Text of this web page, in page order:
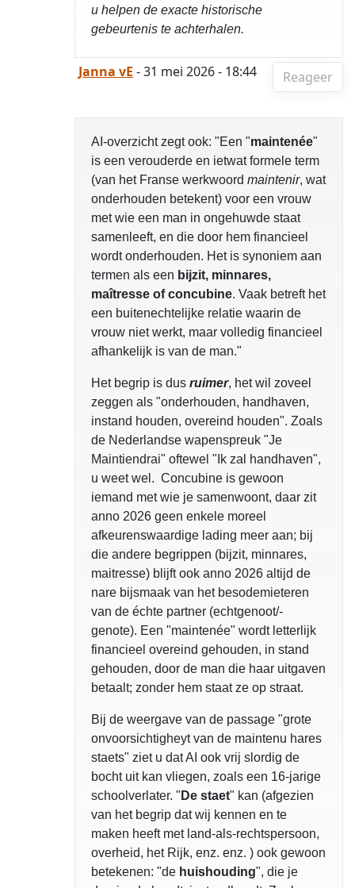
u helpen de exacte historische
gebeurtenis te achterhalen.
Reageer
Janna vE - 31 mei 2026 - 18:44
AI-overzicht zegt ook: "Een "maintenée"
is een verouderde en ietwat formele term
(van het Franse werkwoord maintenir, wat
onderhouden betekent) voor een vrouw
met wie een man in ongehuwde staat
samenleeft, en die door hem financieel
wordt onderhouden. Het is synoniem aan
termen als een bijzit, minnares,
maîtresse of concubine. Vaak betreft het
een buitenechtelijke relatie waarin de
vrouw niet werkt, maar volledig financieel
afhankelijk is van de man."
Het begrip is dus ruimer, het wil zoveel
zeggen als "onderhouden, handhaven,
instand houden, overeind houden". Zoals
de Nederlandse wapenspreuk "Je
Maintiendrai" oftewel "Ik zal handhaven",
u weet wel. Concubine is gewoon
iemand met wie je samenwoont, daar zit
anno 2026 geen enkele moreel
afkeurenswaardige lading meer aan; bij
die andere begrippen (bijzit, minnares,
maitresse) blijft ook anno 2026 altijd de
nare bijsmaak van het besodemieteren
van de échte partner (echtgenoot/-
genote). Een "maintenée" wordt letterlijk
financieel overeind gehouden, in stand
gehouden, door de man die haar uitgaven
betaalt; zonder hem staat ze op straat.
Bij de weergave van de passage "grote
onvoorsichtigheyt van de maintenu hares
staets" ziet u dat AI ook vrij slordig de
bocht uit kan vliegen, zoals een 16-jarige
schoolverlater. " De staet" kan (afgezien
van het begrip dat wij kennen en te
maken heeft met land-als-rechtspersoon,
overheid, het Rijk, enz. enz. ) ook gewoon
betekenen: "de huishouding", die je